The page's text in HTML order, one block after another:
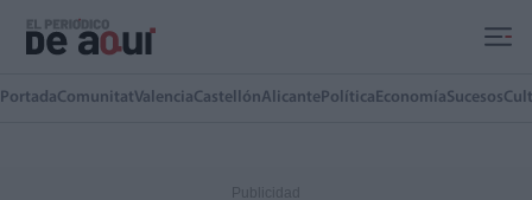
PortadaComunitatValenciaCastellónAlicante Política EconomíaSucesos